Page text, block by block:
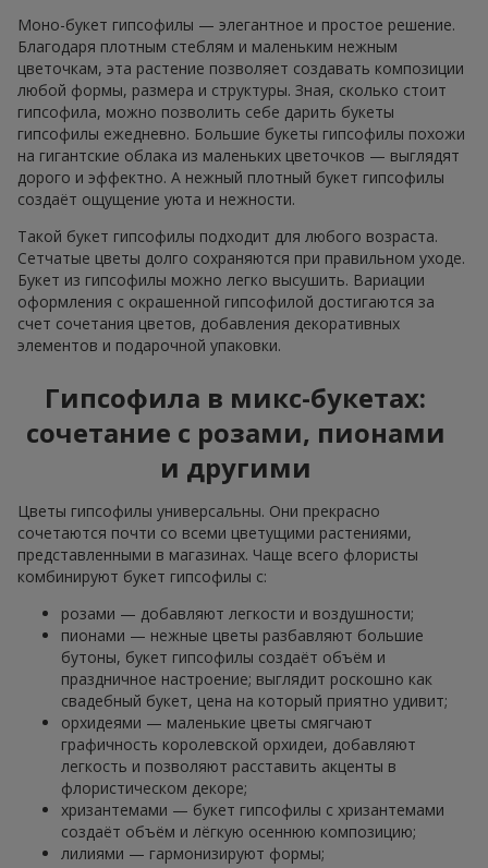
Моно-букет гипсофилы — элегантное и простое решение.
Благодаря плотным стеблям и маленьким нежным
цветочкам, эта растение позволяет создавать композиции
любой формы, размера и структуры. Зная, сколько стоит
гипсофила, можно позволить себе дарить букеты
гипсофилы ежедневно. Большие букеты гипсофилы похожи
на гигантские облака из маленьких цветочков — выглядят
дорого и эффектно. А нежный плотный букет гипсофилы
создаёт ощущение уюта и нежности.
Такой букет гипсофилы подходит для любого возраста.
Сетчатые цветы долго сохраняются при правильном уходе.
Букет из гипсофилы можно легко высушить. Вариации
оформления с окрашенной гипсофилой достигаются за
счет сочетания цветов, добавления декоративных
элементов и подарочной упаковки.
Гипсофила в микс-букетах:
сочетание с розами, пионами
и другими
Цветы гипсофилы универсальны. Они прекрасно
сочетаются почти со всеми цветущими растениями,
представленными в магазинах. Чаще всего флористы
комбинируют букет гипсофилы с:
розами — добавляют легкости и воздушности;
пионами — нежные цветы разбавляют большие
бутоны, букет гипсофилы создаёт объём и
праздничное настроение; выглядит роскошно как
свадебный букет, цена на который приятно удивит;
орхидеями — маленькие цветы смягчают
графичность королевской орхидеи, добавляют
легкость и позволяют расставить акценты в
флористическом декоре;
хризантемами — букет гипсофилы с хризантемами
создаёт объём и лёгкую осеннюю композицию;
лилиями — гармонизируют формы;